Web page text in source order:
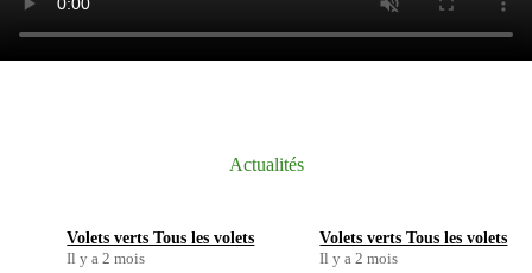
Actualités
Volets verts Tous les volets
Il y a 2 mois
Volets verts Tous les volets
Il y a 2 mois